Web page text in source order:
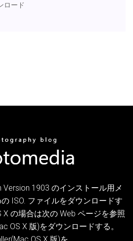
ロード
Version 1903 のインストール用メ
ISO. ファイルをダウンロードす
X の場合は次の Web ページを参照
OS X 版)をダウンロードする。